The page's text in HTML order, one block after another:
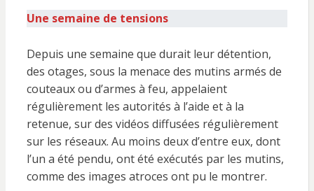
Une semaine de tensions
Depuis une semaine que durait leur détention,
des otages, sous la menace des mutins armés de
couteaux ou d’armes à feu, appelaient
régulièrement les autorités à l’aide et à la
retenue, sur des vidéos diffusées régulièrement
sur les réseaux. Au moins deux d’entre eux, dont
l’un a été pendu, ont été exécutés par les mutins,
comme des images atroces ont pu le montrer.